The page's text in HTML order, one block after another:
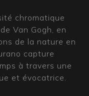
chromatique
Van Gogh, en
de la nature en
capture
à travers une
et évocatrice.